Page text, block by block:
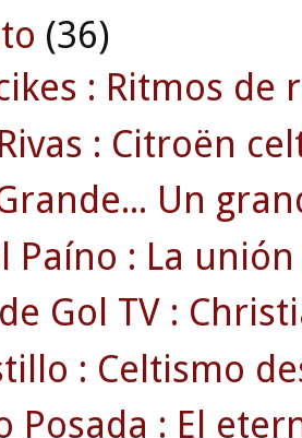
(36)
: Ritmos de
: Citroën
Un
Paíno : La
Gol TV :
: Celtismo
Posada : El